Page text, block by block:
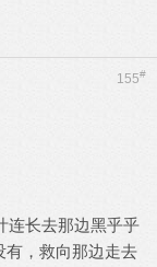
155#
长去那边黑乎乎
有，救向那边走去